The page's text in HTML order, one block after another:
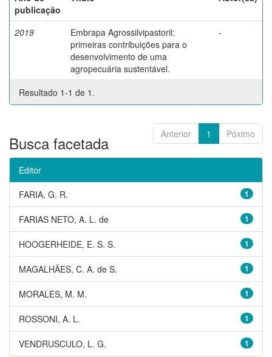
publicação
2019
Embrapa Agrossilvipastoril:
primeiras contribuições para o
desenvolvimento de uma
agropecuária sustentável.
-
Resultado 1-1 de 1.
Anterior 1 Póximo
Busca facetada
Editor
1
FARIA, G. R.
1
FARIAS NETO, A. L. de
1
HOOGERHEIDE, E. S. S.
1
MAGALHÃES, C. A. de S.
1
MORALES, M. M.
1
ROSSONI, A. L.
1
VENDRUSCULO, L. G.